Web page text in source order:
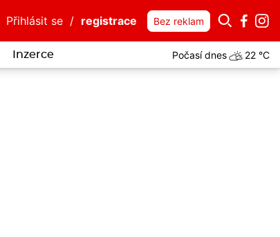
Přihlásit se / registrace Bez reklam
Inzerce Počasí dnes 22 °C